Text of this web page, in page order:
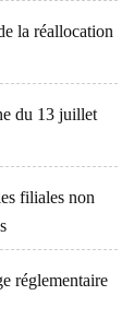
la réallocation
du 13 juillet
filiales non
réglementaire